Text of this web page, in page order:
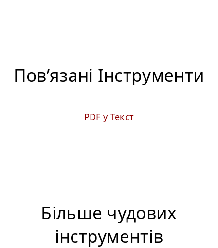
Пов’язані Iнструменти
PDF у Текст
Більше чудових
інструментiв